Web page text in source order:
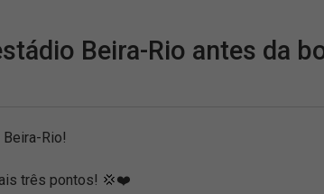
Beira-Rio antes da
Rio!
três pontos! 💢❤️